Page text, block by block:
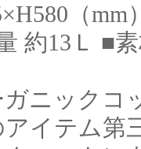
（mm
約13Ｌ ■
ガニックコ
アイテム第